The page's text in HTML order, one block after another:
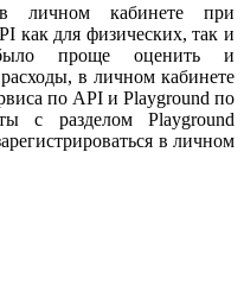
личном кабинете при
как для физических, так и
проще оценить и
в личном кабинете
по API и Playground по
с разделом Playground
в личном